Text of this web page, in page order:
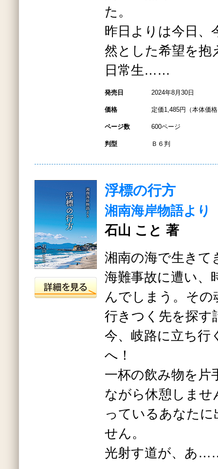
た。
昨日よりは今日、
然とした希望を抱
日常生……
発売日 2024年8月30日
価格 定価1,485円（本体価
ページ数 600ページ
判型 Ｂ６判
浮標の行方
湘南海岸物語より
石山 こと 著
湘南の海で生きて
海難事故に遭い、
んでしまう。その
行きつく先を探す
今、岐路に立ち行
へ！
一杯の飲み物を片
ながら休憩しませ
っているあなた
せん。
光射す道が、あ